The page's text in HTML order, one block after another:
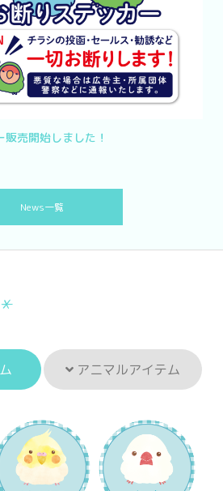
売開始しました！
News一覧
アニマルアイテム